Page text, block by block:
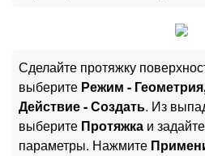
Сделайте протяжку
выберите Режим -
Действие - Создать. Из
выберите Протяжка и
параметры. Нажмите